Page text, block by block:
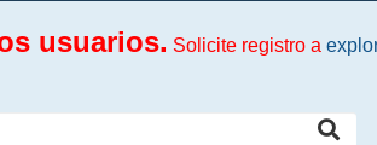
usuarios. Solicite registro a